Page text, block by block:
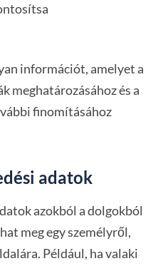
információt, amelyet a
meghatározásához és a
finomításához
adatok
azokból a dolgokból
meg egy személyről,
Például, ha valaki